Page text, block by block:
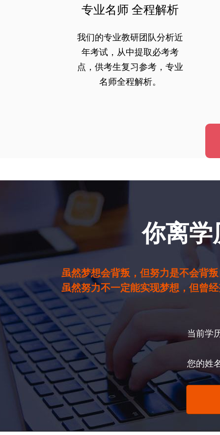
专业名师 全程解析
我们的专业教研团队分析近
年考试，从中提取必考考
点，供考生复习参考，专业
名师全程解析。
你离
虽然梦想会背叛，但努力是不会背
虽然努力不一定能实现梦想，但曾
当前学
您的姓